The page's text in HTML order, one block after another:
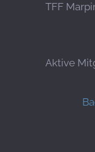
TFF
Aktive